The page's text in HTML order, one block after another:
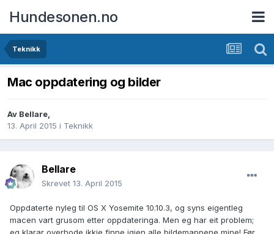
Hundesonen.no
Teknikk
Mac oppdatering og bilder
Av Bellare,
13. April 2015 i Teknikk
Bellare
Skrevet 13. April 2015
Oppdaterte nyleg til OS X Yosemite 10.10.3, og syns eigentleg
macen vart grusom etter oppdateringa. Men eg har eit problem;